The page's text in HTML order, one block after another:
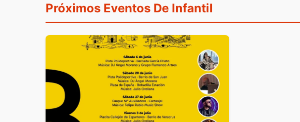
Próximos Eventos De Infantil